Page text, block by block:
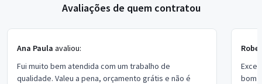
Avaliações de quem contratou
Ana Paula avaliou:
Fui muito bem atendida com um trabalho de
qualidade. Valeu a pena, orçamento grátis e não é
bom